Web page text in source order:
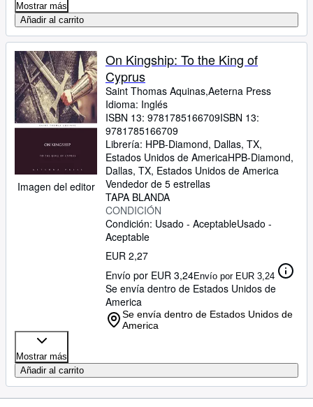
Mostrar más
Añadir al carrito
Imagen del editor
On Kingship: To the King of
Cyprus
Saint Thomas Aquinas,Aeterna Press
Idioma: Inglés
ISBN 13: 9781785166709ISBN 13:
9781785166709
Librería: HPB-Diamond, Dallas, TX,
Estados Unidos de AmericaHPB-Diamond,
Dallas, TX, Estados Unidos de America
Vendedor de 5 estrellas
TAPA BLANDA
CONDICIÓN
Condición: Usado - AceptableUsado -
Aceptable
EUR 2,27
Envío por EUR 3,24Envío por EUR 3,24
Se envía dentro de Estados Unidos de
America
Se envía dentro de Estados Unidos de
America
Mostrar más
Añadir al carrito